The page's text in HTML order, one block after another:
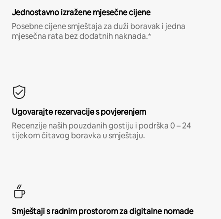
Jednostavno izražene mjesečne cijene
Posebne cijene smještaja za duži boravak i jedna
mjesečna rata bez dodatnih naknada.*
Ugovarajte rezervacije s povjerenjem
Recenzije naših pouzdanih gostiju i podrška 0 – 24
tijekom čitavog boravka u smještaju.
Smještaji s radnim prostorom za digitalne nomade